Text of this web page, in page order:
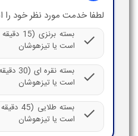
لطفا خدمت مورد نظر خود را
check
بسته
است یا تیزهوشان
check
بسته
است یا تیزهوشان
check
بسته
است یا تیزهوشان